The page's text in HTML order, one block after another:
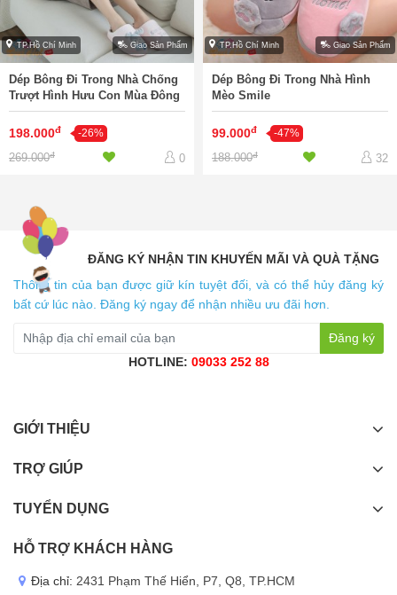
TP.Hồ Chí Minh Giao Sản Phẩm
Dép Bông Đi Trong Nhà Chống
Trượt Hình Hưu Con Mùa Đông
198.000đ -26%
269.000đ 0
TP.Hồ Chí Minh Giao Sản Phẩm
Dép Bông Đi Trong Nhà Hình
Mèo Smile
99.000đ -47%
188.000đ 32
ĐĂNG KÝ NHẬN TIN KHUYẾN MÃI VÀ QUÀ TẶNG
Thông tin của bạn được giữ kín tuyệt đối, và có thể hủy đăng ký
bất cứ lúc nào. Đăng ký ngay để nhận nhiều ưu đãi hơn.
Đăng ký
HOTLINE: 09033 252 88
GIỚI THIỆU
TRỢ GIÚP
TUYỂN DỤNG
HỖ TRỢ KHÁCH HÀNG
Địa chỉ: 2431 Phạm Thế Hiển, P7, Q8, TP.HCM